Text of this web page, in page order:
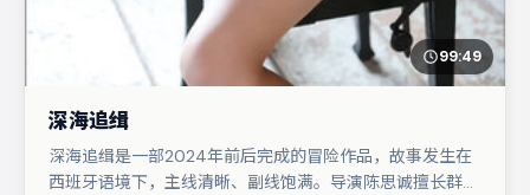
99:49
深海追缉
深海追缉是一部2024年前后完成的冒险作品，故事发生在
西班牙语境下，主线清晰、副线饱满。导演陈思诚擅长群戏